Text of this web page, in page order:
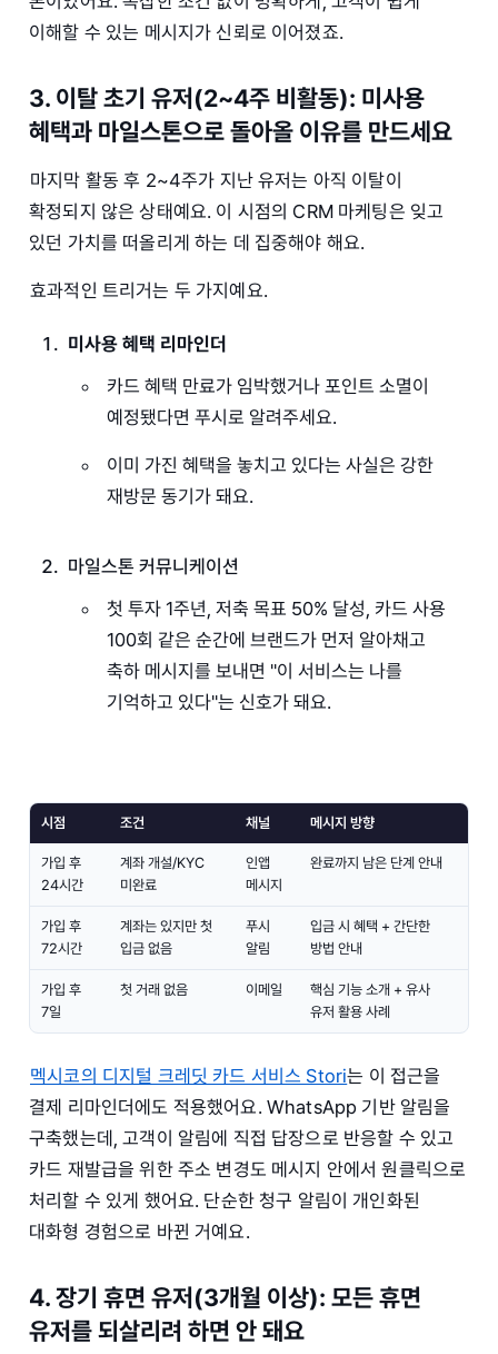
이해할 수 있는 메시지가 신뢰로 이어졌죠.
3. 이탈 초기 유저(2~4주 비활동): 미사용
혜택과 마일스톤으로 돌아올 이유를 만드세요
마지막 활동 후 2~4주가 지난 유저는 아직 이탈이
확정되지 않은 상태예요. 이 시점의 CRM 마케팅은 잊고
있던 가치를 떠올리게 하는 데 집중해야 해요.
효과적인 트리거는 두 가지예요.
미사용 혜택 리마인더
카드 혜택 만료가 임박했거나 포인트 소멸이
예정됐다면 푸시로 알려주세요.
이미 가진 혜택을 놓치고 있다는 사실은 강한
재방문 동기가 돼요.
마일스톤 커뮤니케이션
첫 투자 1주년, 저축 목표 50% 달성, 카드 사용
100회 같은 순간에 브랜드가 먼저 알아채고
축하 메시지를 보내면 "이 서비스는 나를
기억하고 있다"는 신호가 돼요.
시점 조건 채널 메시지 방향
가입 후
24시간
계좌 개설/KYC
미완료
인앱
메시지
완료까지 남은 단계 안내
가입 후
72시간
계좌는 있지만 첫
입금 없음
푸시
알림
입금 시 혜택 + 간단한
방법 안내
가입 후
7일
첫 거래 없음 이메일
핵심 기능 소개 + 유사
유저 활용 사례
멕시코의 디지털 크레딧 카드 서비스 Stori는 이 접근을
결제 리마인더에도 적용했어요. WhatsApp 기반 알림을
구축했는데, 고객이 알림에 직접 답장으로 반응할 수 있고
카드 재발급을 위한 주소 변경도 메시지 안에서 원클릭으로
처리할 수 있게 했어요. 단순한 청구 알림이 개인화된
대화형 경험으로 바뀐 거예요.
4. 장기 휴면 유저(3개월 이상): 모든 휴면
유저를 되살리려 하면 안 돼요